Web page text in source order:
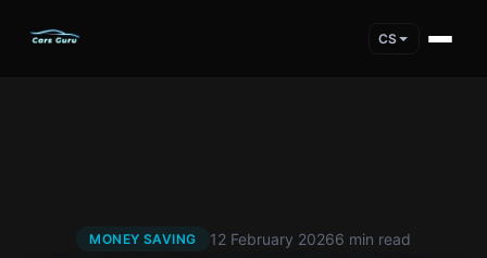
CS
MONEY SAVING 12 February 20266 min read